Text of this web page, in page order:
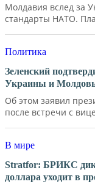
Молдавия вслед за
стандарты НАТО.
Политика
Зеленский
Украины и
Об этом заявил
после встречи с
В мире
Stratfor: БРИКС
доллара уходит в